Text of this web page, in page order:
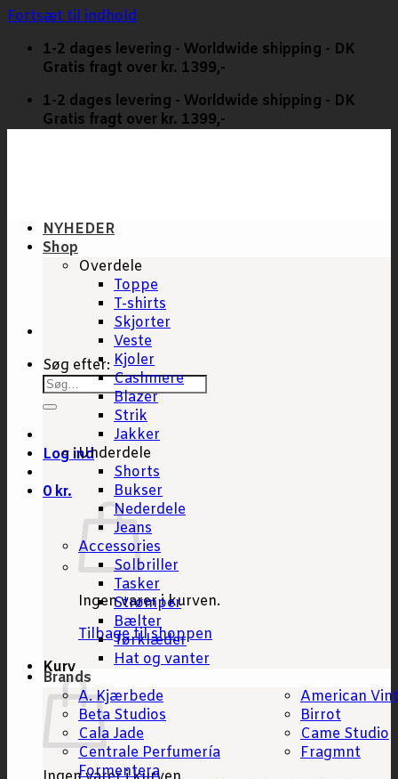
Fortsæt til indhold
1-2 dages levering - Worldwide shipping - DK
Gratis fragt over kr. 1399,-
1-2 dages levering - Worldwide shipping - DK
Gratis fragt over kr. 1399,-
Søg efter:
Log ind
0 kr.
Ingen varer i kurven.
Tilbage til shoppen
Kurv
NYHEDER
Shop
Overdele
Toppe
T-shirts
Skjorter
Veste
Kjoler
Cashmere
Blazer
Strik
Jakker
Underdele
Shorts
Bukser
Nederdele
Jeans
Accessories
Solbriller
Tasker
Strømper
Bælter
Tørklæder
Hat og vanter
Brands
A. Kjærbede
American
Beta Studios
Birrot
Cala Jade
Came Studio
Centrale Perfumería
Formentera
Fragmnt